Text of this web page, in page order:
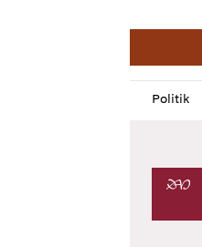
Politik
Profil
öffnen
Daz
Pur